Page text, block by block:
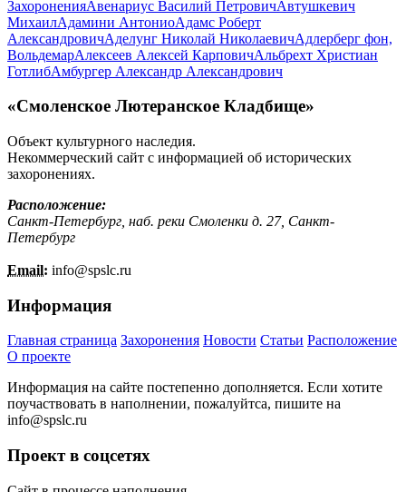
ЗахороненияАвенариус Василий ПетровичАвтушкевич
МихаилАдамини АнтониоАдамс Роберт
АлександровичАделунг Николай НиколаевичАдлерберг фон,
ВольдемарАлексеев Алексей КарповичАльбрехт Христиан
ГотлибАмбургер Александр Александрович
«Смоленское Лютеранское Кладбище»
Объект культурного наследия.
Некоммерческий сайт с информацией об исторических
захоронениях.
Расположение:
Санкт-Петербург, наб. реки Смоленки д. 27, Санкт-
Петербург
Email: info@spslc.ru
Информация
Главная страница Захоронения Новости Статьи Расположение
О проекте
Информация на сайте постепенно дополняется. Если хотите
поучаствовать в наполнении, пожалуйтса, пишите на
info@spslc.ru
Проект в соцсетях